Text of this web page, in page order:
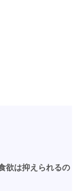
欲は抑えられるの